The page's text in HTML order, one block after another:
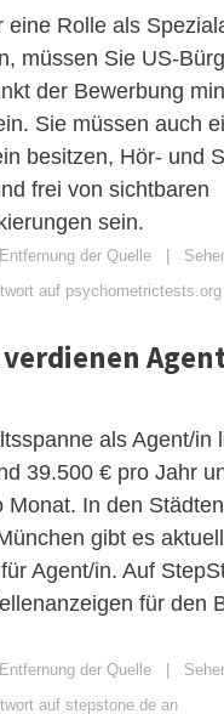
eine Rolle als
müssen Sie US-
der Bewerbung
Sie müssen auch
besitzen, Hör- und
frei von sichtbaren
sein.
der Quelle |
auf
als Agent/in
39.500 € pro Jahr
Monat. In den
gibt es
Agent/in. Auf
für den
der Quelle |
auf stepstone.de an